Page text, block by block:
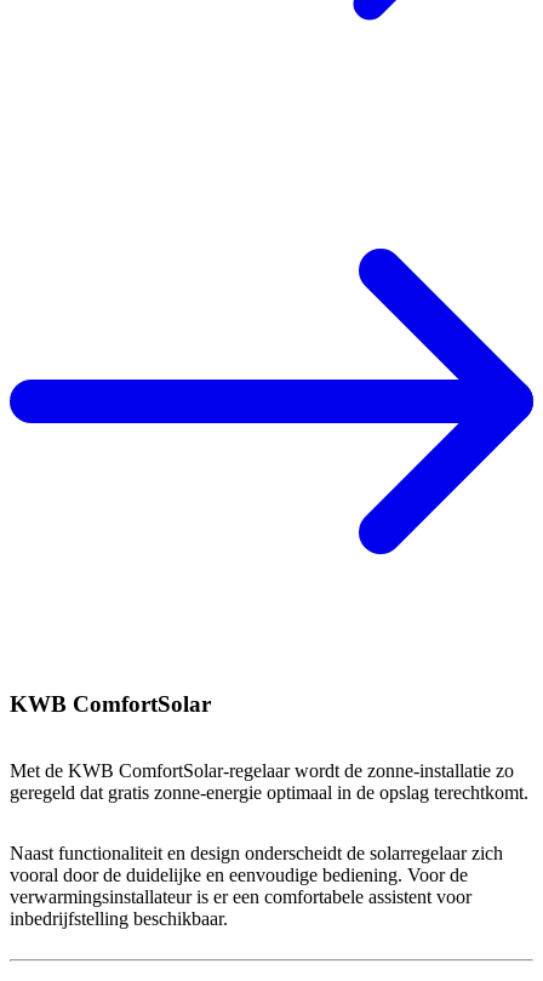
KWB ComfortSolar
Met de KWB ComfortSolar-regelaar wordt de zonne-installatie zo
geregeld dat gratis zonne-energie optimaal in de opslag terechtkomt.
Naast functionaliteit en design onderscheidt de solarregelaar zich
vooral door de duidelijke en eenvoudige bediening. Voor de
verwarmingsinstallateur is er een comfortabele assistent voor
inbedrijfstelling beschikbaar.